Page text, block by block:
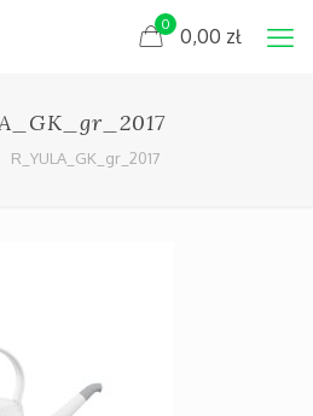
0 0,00 zł
R_YULA_GK_gr_2017